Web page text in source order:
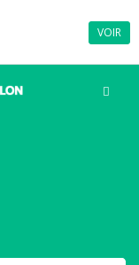
VOIR